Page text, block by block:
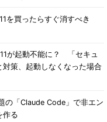
買ったらすぐ消すべき
が起動不能に？ 「セキュ
策、起動しなくなった場合
「Claude Code」で非エン
作る